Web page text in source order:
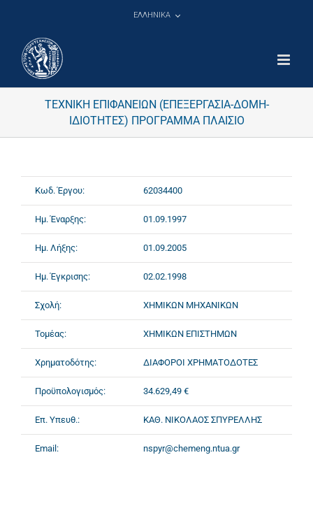
ΕΛΛΗΝΙΚΑ
ΤΕΧΝΙΚΗ ΕΠΙΦΑΝΕΙΩΝ (ΕΠΕΞΕΡΓΑΣΙΑ-ΔΟΜΗ-
ΙΔΙΟΤΗΤΕΣ) ΠΡΟΓΡΑΜΜΑ ΠΛΑΙΣΙΟ
Κωδ. Έργου: 62034400
Ημ. Έναρξης: 01.09.1997
Ημ. Λήξης: 01.09.2005
Ημ. Έγκρισης: 02.02.1998
Σχολή: ΧΗΜΙΚΩΝ ΜΗΧΑΝΙΚΩΝ
Τομέας: ΧΗΜΙΚΩΝ ΕΠΙΣΤΗΜΩΝ
Χρηματοδότης: ΔΙΑΦΟΡΟΙ ΧΡΗΜΑΤΟΔΟΤΕΣ
Προϋπολογισμός: 34.629,49 €
Επ. Υπευθ.: ΚΑΘ. ΝΙΚΟΛΑΟΣ ΣΠΥΡΕΛΛΗΣ
Email: nspyr@chemeng.ntua.gr